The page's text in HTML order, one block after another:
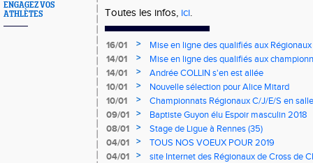
ENGAGEZ VOS
ATHLÈTES
Toutes les infos, ici.
16/01 >
Mise en ligne des qualifiés aux
14/01
>
Mise en ligne des qualifiés aux
14/01
>
Andrée COLLIN s'en est allée
10/01
>
Nouvelle sélection pour Alice Mitard
10/01
>
Championnats Régionaux C/J/E/S en
mercredi à 9h00
09/01 >
Baptiste Guyon élu Espoir masculin 2018
08/01
>
Stage de Ligue à Rennes (35)
04/01
>
TOUS NOS VOEUX POUR 2019
04/01
>
site Internet des Régionaux de Cross de